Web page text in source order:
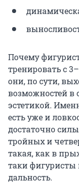
Почему
тренировать с
они, по сути,
возможностей в
эстетикой.
есть уже и
достаточно
тройных и
такая, как в
таки фигуристы
дальность.